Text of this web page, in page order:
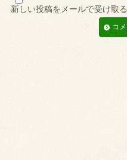
新しい投稿をメールで受け取る